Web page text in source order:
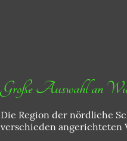
Große Auswahl an
Die Region der nördliche
verschieden angerichteten